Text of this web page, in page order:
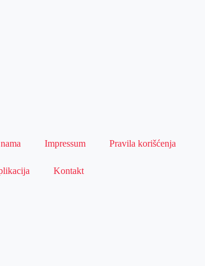
Impressum Pravila korišćenja
Kontakt